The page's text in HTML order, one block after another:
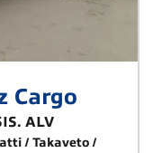
Cargo
ALV
Takaveto